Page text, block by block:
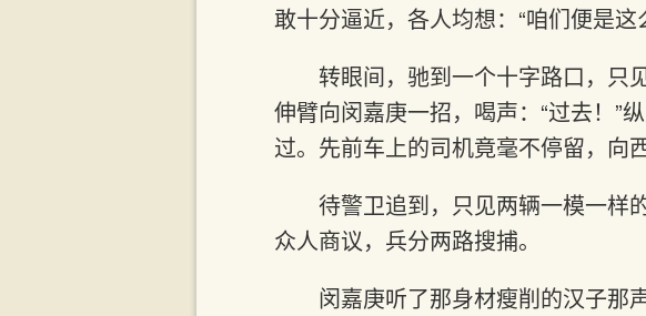
敢十分逼近，各人均想：“咱们便是
转眼间，驰到一个十字路口，只
伸臂向闵嘉庚一招，喝声：“过去！”
过。先前车上的司机竟毫不停留，向
待警卫追到，只见两辆一模一样
众人商议，兵分两路搜捕。
闵嘉庚听了那身材瘦削的汉子那